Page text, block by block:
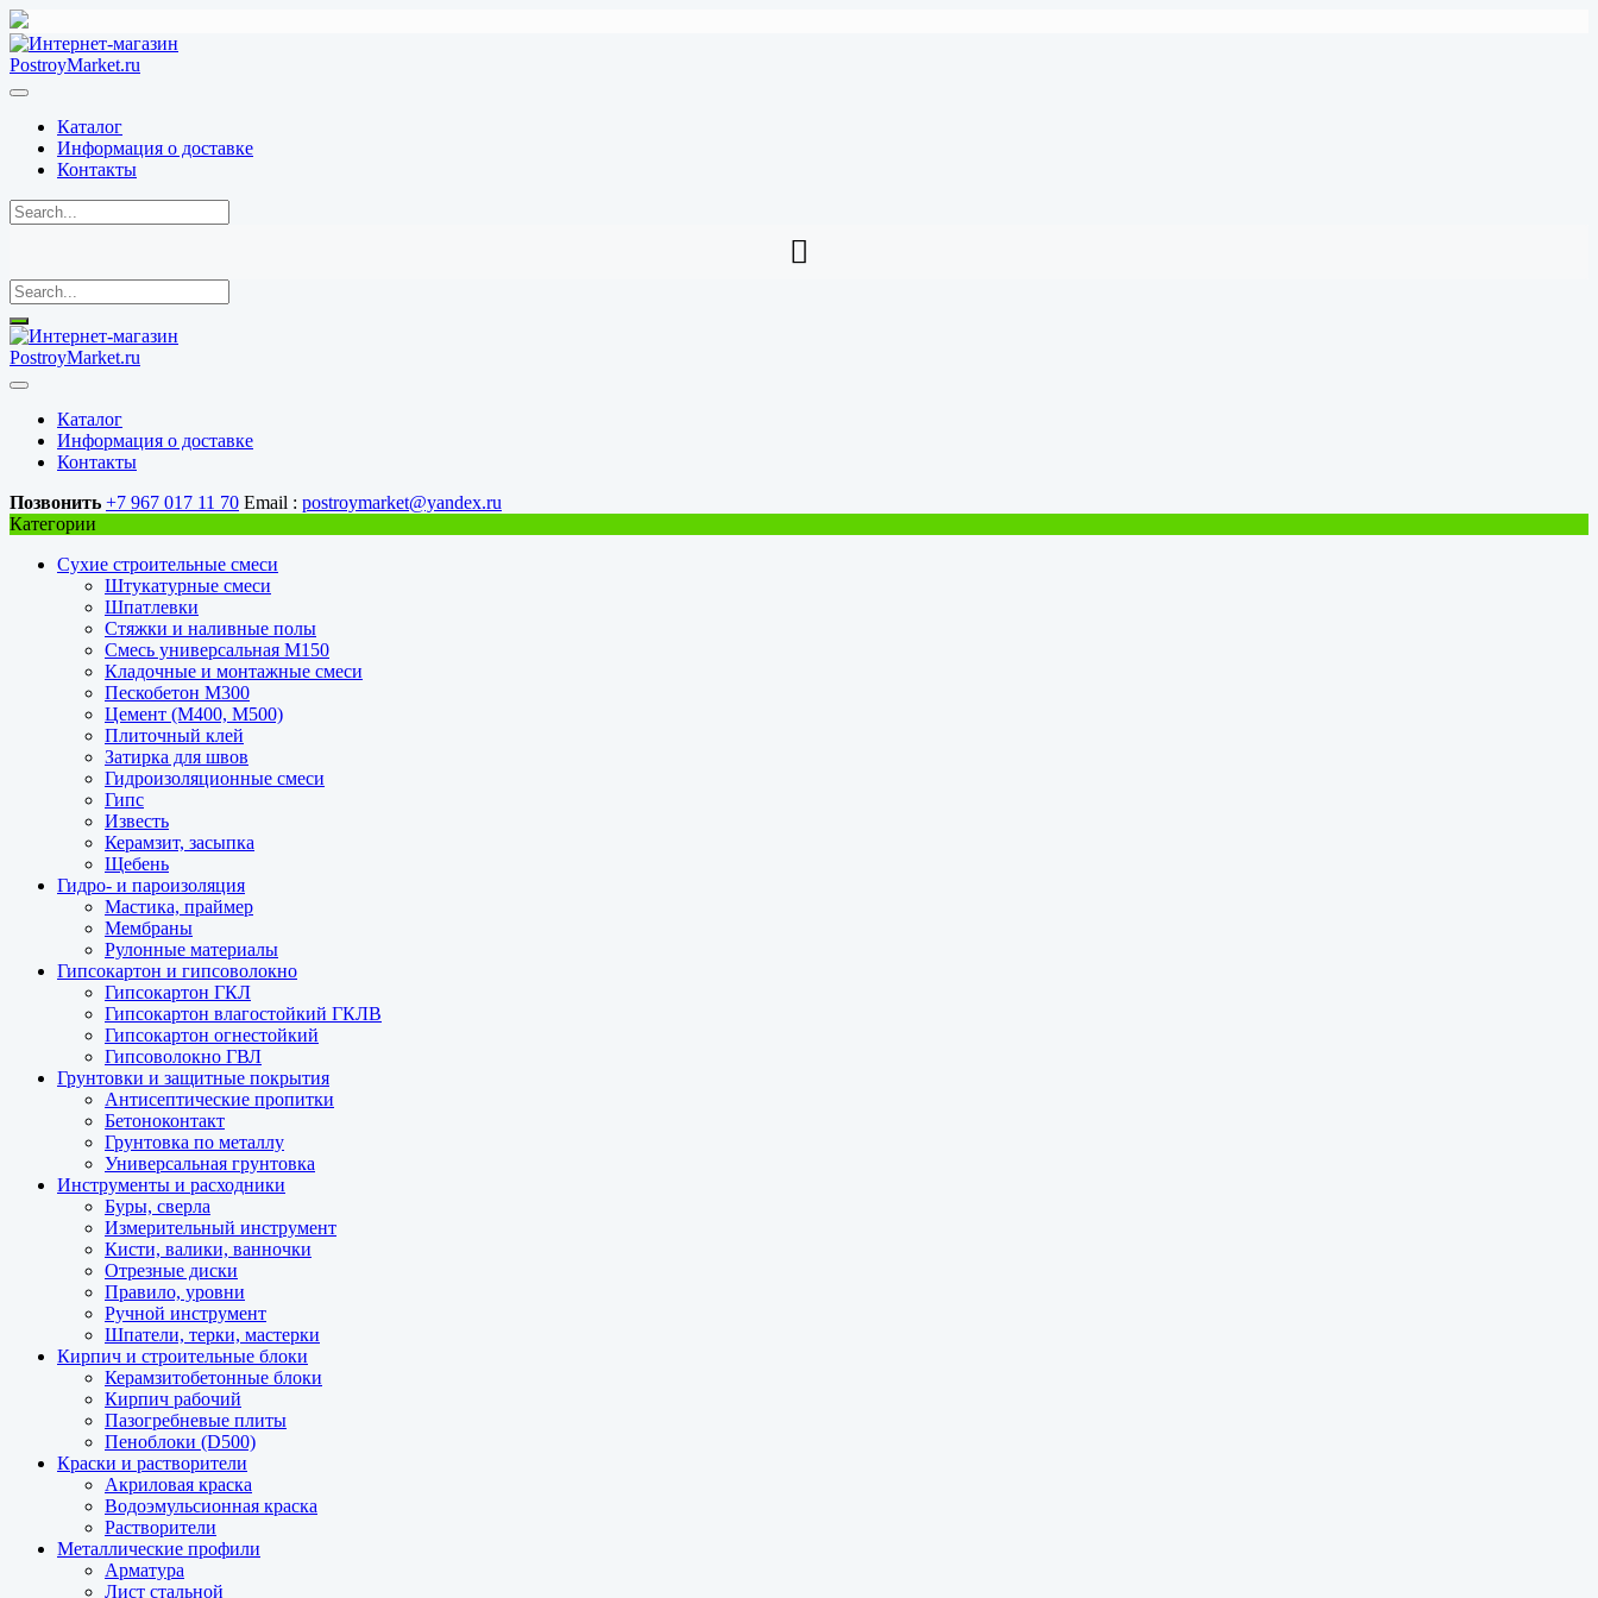
Перейти
к
содержимому
Каталог
Информация о доставке
Контакты
Каталог
Информация о доставке
Контакты
Позвонить +7 967 017 11 70 Email : postroymarket@yandex.ru
Категории
Сухие строительные смеси
Штукатурные смеси
Шпатлевки
Стяжки и наливные полы
Смесь универсальная М150
Кладочные и монтажные смеси
Пескобетон М300
Цемент (М400, М500)
Плиточный клей
Затирка для швов
Гидроизоляционные смеси
Гипс
Известь
Керамзит, засыпка
Щебень
Гидро- и пароизоляция
Мастика, праймер
Мембраны
Рулонные материалы
Гипсокартон и гипсоволокно
Гипсокартон ГКЛ
Гипсокартон влагостойкий ГКЛВ
Гипсокартон огнестойкий
Гипсоволокно ГВЛ
Грунтовки и защитные покрытия
Антисептические пропитки
Бетоноконтакт
Грунтовка по металлу
Универсальная грунтовка
Инструменты и расходники
Буры, сверла
Измерительный инструмент
Кисти, валики, ванночки
Отрезные диски
Правило, уровни
Ручной инструмент
Шпатели, терки, мастерки
Кирпич и строительные блоки
Керамзитобетонные блоки
Кирпич рабочий
Пазогребневые плиты
Пеноблоки (D500)
Краски и растворители
Акриловая краска
Водоэмульсионная краска
Растворители
Металлические профили
Арматура
Лист стальной